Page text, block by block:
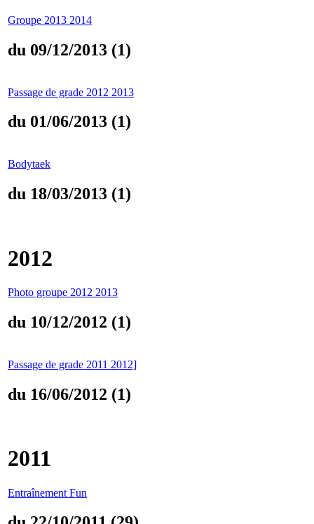
Groupe 2013 2014
du 09/12/2013 (1)
Passage de grade 2012 2013
du 01/06/2013 (1)
Bodytaek
du 18/03/2013 (1)
2012
Photo groupe 2012 2013
du 10/12/2012 (1)
Passage de grade 2011 2012]
du 16/06/2012 (1)
2011
Entraînement Fun